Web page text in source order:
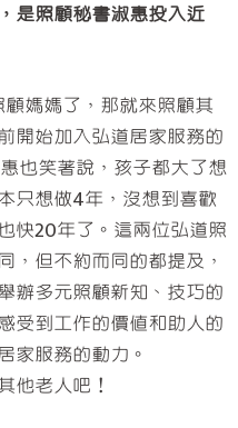
是照顧秘書淑惠投入近
媽媽了，那就來照顧其
開始加入弘道居家服務的
也笑著說，孩子都大了想
只想做4年，沒想到喜歡
快20年了。這兩位弘道照
，但不約而同的都提及，
辦多元照顧新知、技巧的
受到工作的價值和助人的
家服務的動力。
他老人吧！